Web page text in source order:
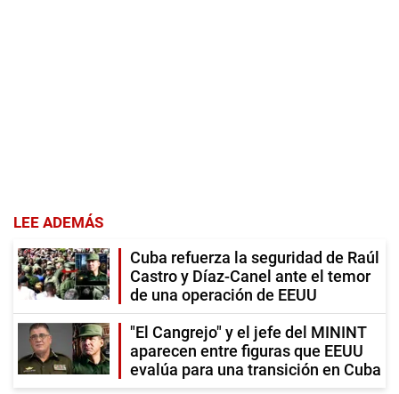
LEE ADEMÁS
Cuba refuerza la seguridad de Raúl
Castro y Díaz-Canel ante el temor
de una operación de EEUU
"El Cangrejo" y el jefe del MININT
aparecen entre figuras que EEUU
evalúa para una transición en Cuba